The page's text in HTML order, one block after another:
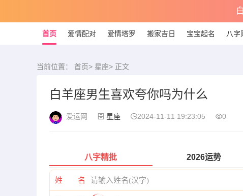
首页 爱情配对 爱情塔罗 搬家吉日 宝宝起名 八字
当前位置： 首页> 星座> 正文
白羊座男生喜欢夸你吗为什么
爱运网 星座 2024-11-11 19:23:05 0
八字精批 2026运势
姓 名